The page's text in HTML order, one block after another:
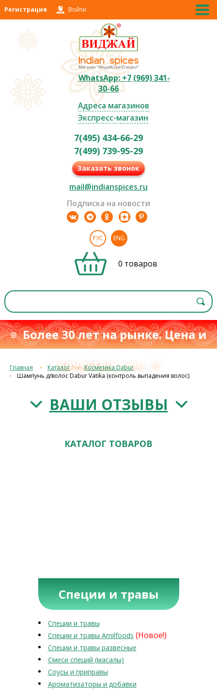
Регистрация Войти
WhatsApp: +7 (969) 341-
30-66
Адреса магазинов
Экспресс-магазин
7(495) 434-66-29
7(499) 739-95-29
Заказать звонок
mail@indianspices.ru
Подписка на новости
РУС ENG
0 товаров
≡ Более 30 лет на рынке. Цена и
качествос 1993 г. ≡
Главная Каталог
Косметика Dabur
Шампунь д/волос Dabur Vatika (контроль выпадения волос)
ВАШИ ОТЗЫВЫ
КАТАЛОГ ТОВАРОВ
Специи и травы
Специи и травы
Специи и травы Amilfoods (Новое!)
Специи и травы развесные
Смеси специй (масалы)
Соусы и приправы
Ароматизаторы и добавки